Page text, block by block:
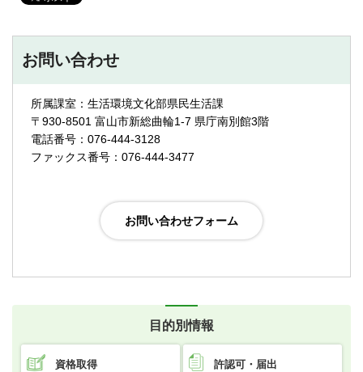
お問い合わせ
所属課室：生活環境文化部県民生活課
〒930-8501 富山市新総曲輪1-7 県庁南別館3階
電話番号：076-444-3128
ファックス番号：076-444-3477
目的別情報
資格取得 許認可・届出